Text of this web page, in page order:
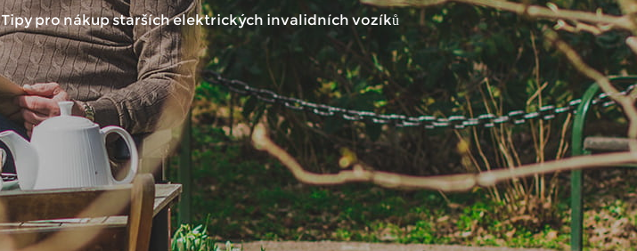
Tipy pro nákup starších elektrických invalidních vozíků